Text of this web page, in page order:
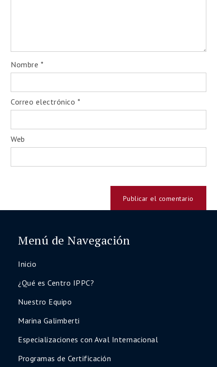
Nombre *
Correo electrónico *
Web
Menú de Navegación
Inicio
¿Qué es Centro IPPC?
Nuestro Equipo
Marina Galimberti
Especializaciones con Aval Internacional
Programas de Certificación
¡Inscripciones abiertas!
Diplomados 100% online y
cualquier lugar:
Programa de Certificación en Terapia
Racional Emotiva Conductual (TREC)
Diplomado en Orientación Vocacional:
Fundamentos Teóricos y Abordaje
Cognitivo-Conductual
Accedé a todo el contenido de inmediato,
Asegurá tu lugar hoy y potenciá tu
desarrollo profesional
¡Quiero inscribirme